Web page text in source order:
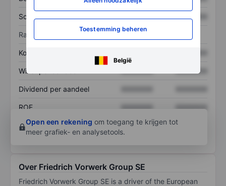
Toestemming beheren
België
Schulden
Ratio's
Koers/omzetratio
Winst per aandeel XXXXXXX
Dividend per aandeel
ROE XXXXXXX
XXXXXXX
Open een rekening om toegang te krijgen tot
meer grafiek- en analysetools.
Over Friedrich Vorwerk Group SE
Friedrich Vorwerk Group SE is a driver of the European